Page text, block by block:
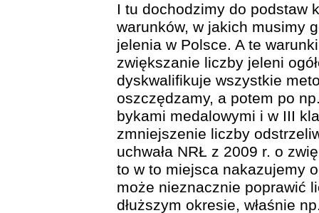
I tu dochodzimy do podstaw
warunków, w jakich musimy
jelenia w Polsce. A te
zwiększanie liczby jeleni
dyskwalifikuje wszystkie
oszczędzamy, a potem po
bykami medalowymi i w III
zmniejszenie liczby
uchwała NRŁ z 2009 r. o
to w to miejsca nakazujemy
może nieznacznie poprawić
dłuższym okresie, właśnie